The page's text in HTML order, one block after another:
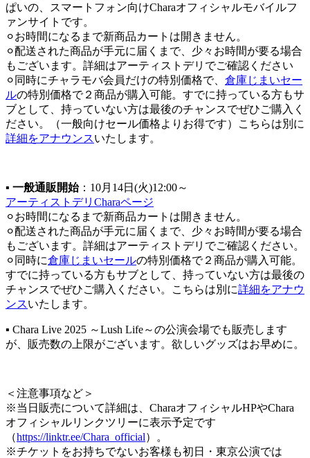
ぱいの、スマートフォン向けCharaオフィシャルモバイルフ
ァンサイトです。
⚪︎お時間になるまで新商品カートは開きません。
⚪︎配送された商品が手元に届くまで、少々お時間が要る場合
もございます。詳細はアーティストデリでご確認ください
⚪︎同時にチャラモバ会員だけの特別価格で、 倉庫じまいセー
ルの特別価格で２商品が購入可能。すでに持っている方もサ
ブとして、持っていない方は最後のチャンスでぜひご購入く
ださい。（一般向けセール価格よりお得です）こちらは別に
詳細をアナウンスいたします。
▪ 一般通販開始：10月14日(火)12:00～
アーティストデリCharaページ
⚪︎お時間になるまで新商品カートは開きません。
⚪︎配送された商品が手元に届くまで、少々お時間が要る場合
もございます。詳細はアーティストデリでご確認ください。
⚪︎同時に倉庫じまいセールの特別価格で２商品が購入可能。
すでに持っている方もサブとして、持っていない方は最後の
チャンスでぜひご購入ください。こちらは別に詳細をアナウ
ンスいたします。
▪ Chara Live 2025 ～Lush Life～の公演会場でも販売します
が、販売数の上限がございます。欲しいグッズはお早めに。
＜注意事項など＞
※当日販売について詳細は、CharaオフィシャルHPやChara
オフィシャルリンクツリーに表示予定です
（https://linktr.ee/Chara_official）。
※チケットをお持ちでないお客様も初日・東京公演では